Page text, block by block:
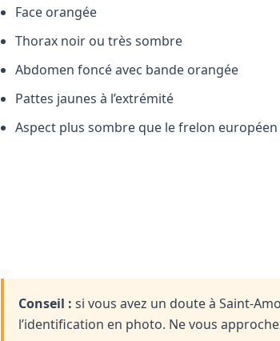
Face orangée
Thorax noir ou très sombre
Abdomen foncé avec bande orangée
Pattes jaunes à l’extrémité
Aspect plus sombre que le frelon européen
Conseil : si vous avez un doute à Saint-
l’identification en photo. Ne vous